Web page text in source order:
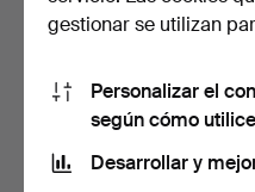
gestionar se utilizan
Personalizar el
según cómo
Desarrollar y